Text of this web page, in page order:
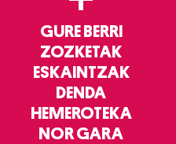
GURE BERRI
ZOZKETAK
ESKAINTZAK
DENDA
HEMEROTEKA
NOR GARA